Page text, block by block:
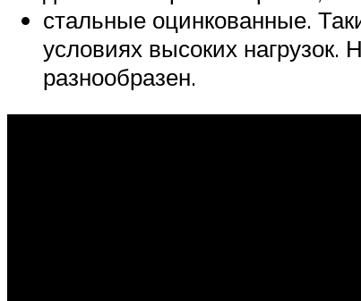
стальные оцинкованные.
условиях высоких
разнообразен.